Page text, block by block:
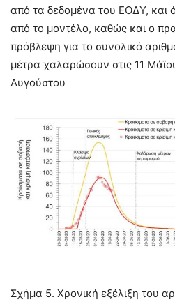
από τα δεδομένα του ΕΟΔΥ, και
από το μοντέλο, καθώς και ο
πρόβλεψη για το συνολικό
μέτρα χαλαρώσουν στις 11
Αυγούστου
Σχήμα 5. Χρονική εξέλιξη του